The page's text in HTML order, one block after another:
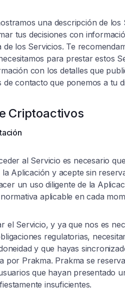
una descripción de
tus decisiones con
los Servicios. Te
para prestar estos
con los detalles que
de contacto que ponemos a tu
Criptoactivos
al Servicio es necesario
la Aplicación y acepte sin
un uso diligente de la
aplicable en cada
el Servicio, y ya que nos es
regulatorias,
y que hayas
por Prakma. Prakma se
que hayan presentado
insuficientes.